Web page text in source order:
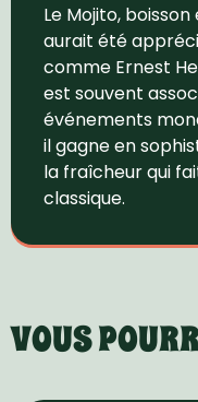
Le Mojito,
aurait été
comme Ernest
est souvent
événements
il gagne en
la fraîcheur qui
classique.
VOUS